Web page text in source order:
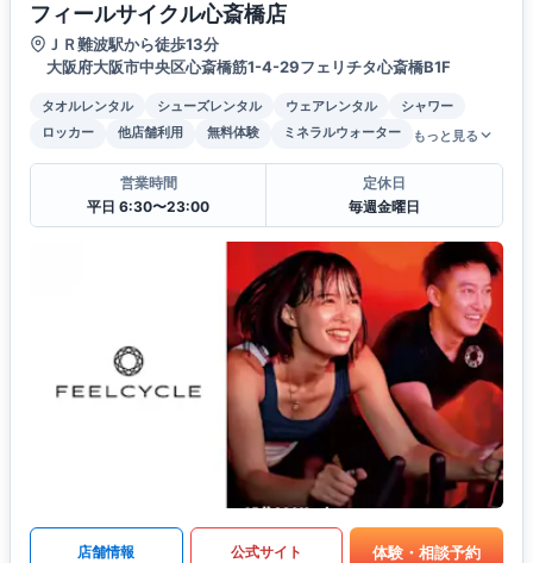
フィールサイクル心斎橋店
ＪＲ難波駅から徒歩13分
大阪府大阪市中央区心斎橋筋1-4-29フェリチタ心斎橋B1F
タオルレンタル シューズレンタル ウェアレンタル
シャワー
ロッカー
他店舗利用 無料体験 ミネラルウォーター もっと見る
営業時間
平日 6:30〜23:00
定休日
毎週金曜日
店舗情報 公式サイト 体験・相談予約